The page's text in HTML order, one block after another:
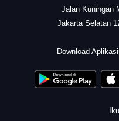
Jalan Kuningan
Jakarta Selatan
Download